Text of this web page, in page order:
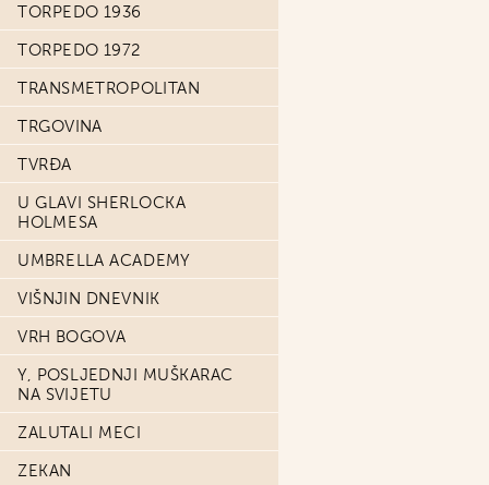
TORPEDO 1936
TORPEDO 1972
TRANSMETROPOLITAN
TRGOVINA
TVRĐA
U GLAVI SHERLOCKA
HOLMESA
UMBRELLA ACADEMY
VIŠNJIN DNEVNIK
VRH BOGOVA
Y, POSLJEDNJI MUŠKARAC
NA SVIJETU
ZALUTALI MECI
ZEKAN